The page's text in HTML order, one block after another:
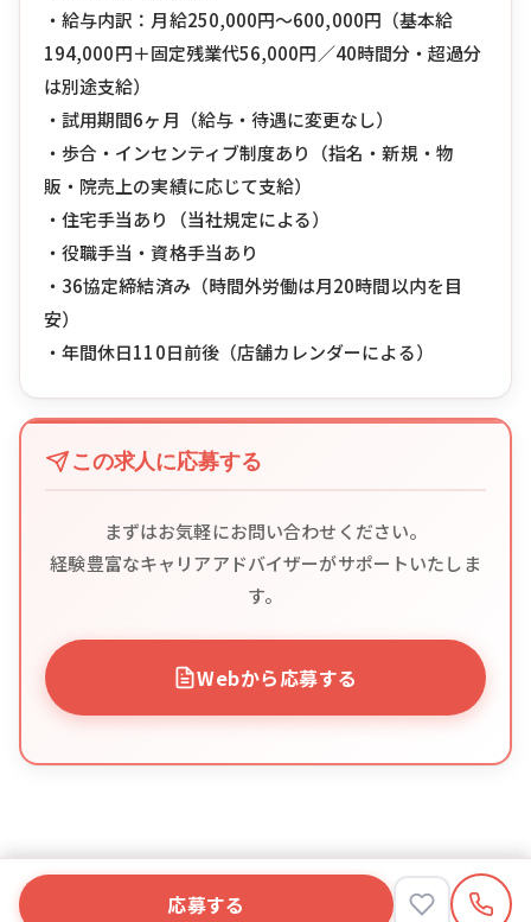
・給与内訳：月給250,000円〜600,000円（基本給
194,000円＋固定残業代56,000円／40時間分・超過分
は別途支給）
・試用期間6ヶ月（給与・待遇に変更なし）
・歩合・インセンティブ制度あり（指名・新規・物
販・院売上の実績に応じて支給）
・住宅手当あり（当社規定による）
・役職手当・資格手当あり
・36協定締結済み（時間外労働は月20時間以内を目
安）
・年間休日110日前後（店舗カレンダーによる）
この求人に応募する
まずはお気軽にお問い合わせください。
経験豊富なキャリアアドバイザーがサポートいたしま
す。
Webから応募する
応募する
応募する